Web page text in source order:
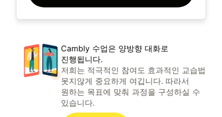
Cambly 수업은 양방향 대화로
진행됩니다.
저희는 적극적인 참여도 효과적인 교습법
못지않게 중요하게 여깁니다. 따라서
원하는 목표에 맞춰 과정을 구성하실 수
있습니다.